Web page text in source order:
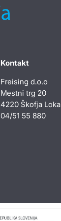
Kontakt
Freising d.o.o
Mestni trg 20
4220 Škofja Loka
04/51 55 880